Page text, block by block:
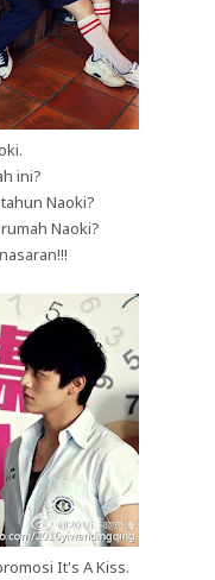
ini?
Naoki?
Naoki?
It's A Kiss.